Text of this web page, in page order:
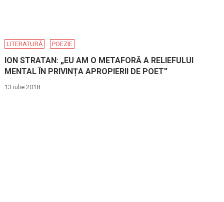
LITERATURĂ POEZIE
ION STRATAN: „EU AM O METAFORĂ A RELIEFULUI
MENTAL ÎN PRIVINȚA APROPIERII DE POET”
13 iulie 2018